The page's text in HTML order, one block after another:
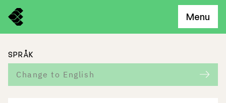
Menu
SPRÅK
Change to English